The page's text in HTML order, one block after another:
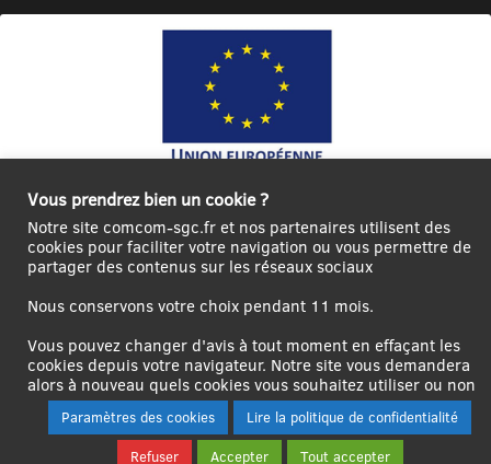
Ce site internet a été cofinancé par l’Union européenne avec le Fonds
Européen de Développement Régional à hauteur de 12 572€
connecter|Se
déconnecter
Créer un
utilisateur
Contact
Plan
site
Vous prendrez bien un cookie ?
Notre site comcom-sgc.fr et nos partenaires utilisent des
cookies pour faciliter votre navigation ou vous permettre de
partager des contenus sur les réseaux sociaux
Nous conservons votre choix pendant 11 mois.
Vous pouvez changer d'avis à tout moment en effaçant les
cookies depuis votre navigateur. Notre site vous demandera
alors à nouveau quels cookies vous souhaitez utiliser ou non
Paramètres des cookies
Lire la politique de confidentialité
Refuser
Accepter Tout accepter